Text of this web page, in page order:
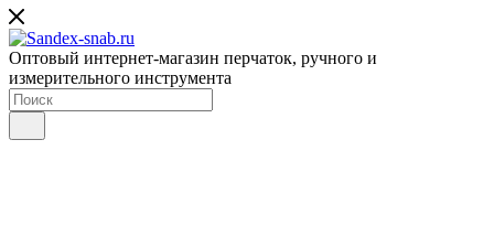
Оптовый интернет-магазин перчаток, ручного и
измерительного инструмента